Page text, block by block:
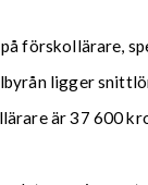
förskollärare,
ligger
är 37 600